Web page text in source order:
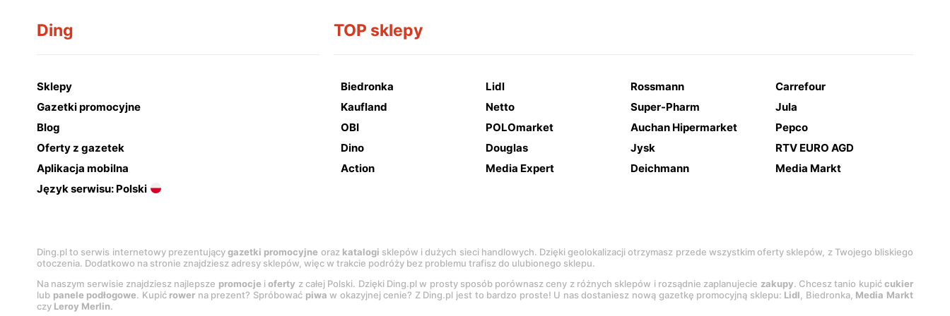
Ding
Sklepy
Gazetki promocyjne
Blog
Oferty z gazetek
Aplikacja mobilna
Język serwisu: Polski
TOP sklepy
Biedronka Lidl Rossmann
Carrefour
Kaufland
Netto Super-Pharm
Jula
OBI
POLOmarket Auchan Hipermarket
Pepco
Dino
Douglas Jysk
RTV EURO AGD
Action
Media Expert Deichmann Media Markt
Ding.pl to serwis internetowy prezentującygazetki promocyjne oraz katalogi sklepów i dużych sieci handlowych. Dzięki geolokalizacji otrzymasz przede wszystkim oferty sklepów, z Twojego bliskiego
otoczenia. Dodatkowo na stronie znajdziesz adresy sklepów, więc w trakcie podróży bez problemu trafisz do ulubionego sklepu.
Na naszym serwisie znajdziesz najlepsze promocje ioferty z całej Polski. Dzięki Ding.pl w prosty sposób porównasz ceny z różnych sklepów i rozsądnie zaplanujecie zakupy. Chcesz tanio kupićcukier
lub panele podłogowe. Kupić rower na prezent? Spróbować piwa w okazyjnej cenie? Z Ding.pl jest to bardzo proste! U nas dostaniesz nową gazetkę promocyjną sklepu: Lidl, Biedronka, Media Markt
czy Leroy Merlin.